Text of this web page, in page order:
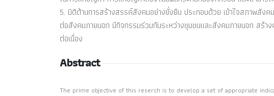
5. มิติด้านการสร้างสรรค์สังคมอย่างยั่งยืน ประกอบด้วย เข้าใจสภาพสัง
ต่อสังคมภายนอก มีกิจกรรมร่วมกันระหว่างชุมชนและสังคมภายนอก สร้
ต่อเนื่อง
Abstract
The prime objective of this reserch is to develop a set of appropriate